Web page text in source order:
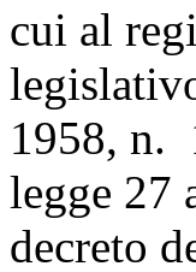
cui al
1958, n.
legge 27
decreto